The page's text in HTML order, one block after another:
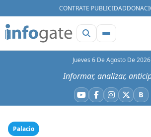
CONTRATE PUBLICIDAD
Jueves 6 De Agosto De 2026
Informar, analizar,
YouTube
Facebook
Instagram
X B
Palacio